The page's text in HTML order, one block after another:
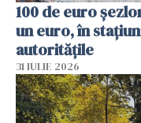
100 de euro
un euro, în
autoritățile
31 IULIE 2026